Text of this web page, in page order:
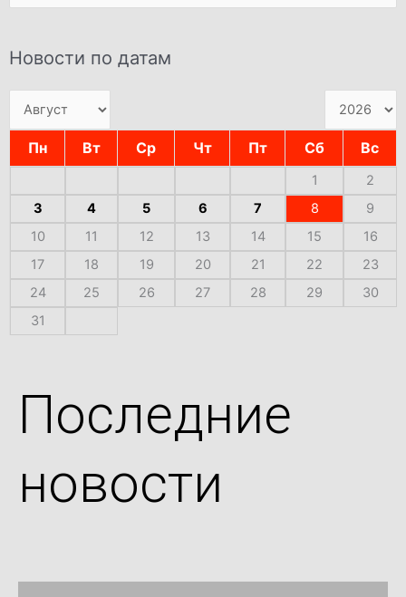
Новости по датам
Пн Вт Ср Чт Пт Сб Вс
1
2
3
4 5 6 7 8
9
10
11 12 13 14 15
16
17
18 19 20 21 22
23
24
25 26 27 28 29
30
31
Последние
новости